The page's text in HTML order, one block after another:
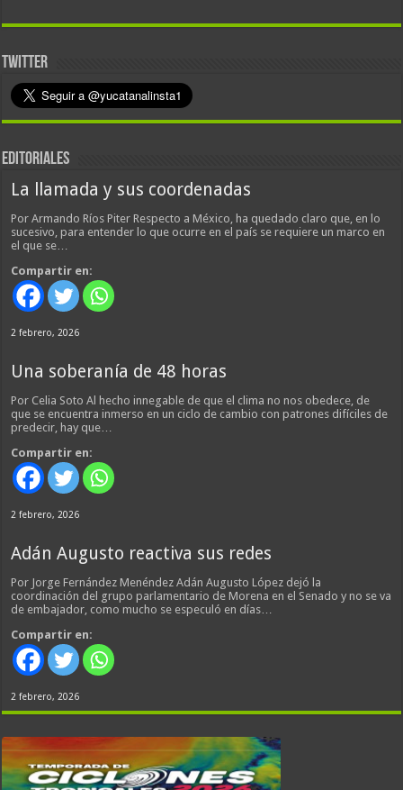
TWITTER
EDITORIALES
La llamada y sus coordenadas
Por Armando Ríos Piter Respecto a México, ha quedado claro que, en lo
sucesivo, para entender lo que ocurre en el país se requiere un marco en
el que se…
Compartir en:
2 febrero, 2026
Una soberanía de 48 horas
Por Celia Soto Al hecho innegable de que el clima no nos obedece, de
que se encuentra inmerso en un ciclo de cambio con patrones difíciles de
predecir, hay que…
Compartir en:
2 febrero, 2026
Adán Augusto reactiva sus redes
Por Jorge Fernández Menéndez Adán Augusto López dejó la
coordinación del grupo parlamentario de Morena en el Senado y no se va
de embajador, como mucho se especuló en días…
Compartir en:
2 febrero, 2026